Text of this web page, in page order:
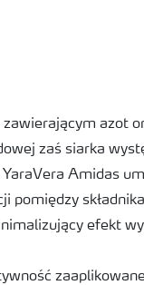
azot
zaś siarka
Amidas
efekt